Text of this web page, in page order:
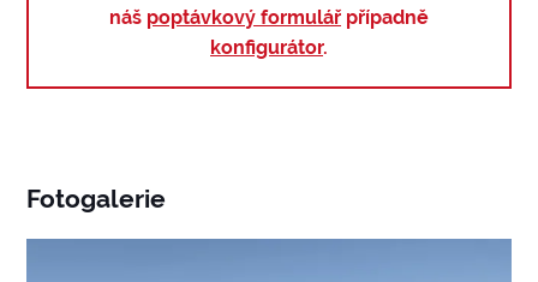
náš poptávkový formulář případně
konfigurátor.
Fotogalerie